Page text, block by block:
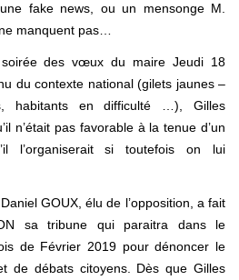
fake news, ou un mensonge M.
manquent pas…
des vœux du maire Jeudi 18
du contexte national (gilets jaunes –
habitants en difficulté …), Gilles
n’était pas favorable à la tenue d’un
l’organiserait si toutefois on lui
GOUX, élu de l’opposition, a fait
sa tribune qui paraitra dans le
de Février 2019 pour dénoncer le
de débats citoyens. Dès que Gilles